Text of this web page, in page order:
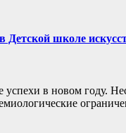
Детской школе
успехи в новом году.